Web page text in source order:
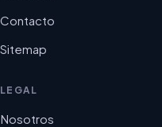
Contacto
Sitemap
LEGAL
Nosotros